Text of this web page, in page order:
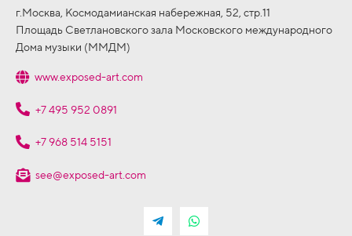
г.Москва, Космодамианская набережная, 52, стр.11
Площадь Светлановского зала Московского международного
Дома музыки (ММДМ)
www.exposed-art.com
+7 495 952 0891
+7 968 514 5151
see@exposed-art.com